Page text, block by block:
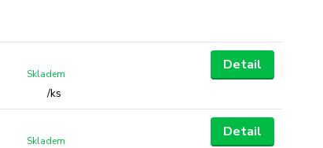
/ks
Skladem
Detail
Skladem
Detail